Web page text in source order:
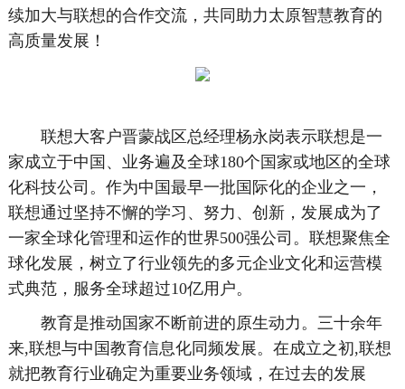
续加大与联想的合作交流，共同助力太原智慧教育的
高质量发展！
联想大客户晋蒙战区总经理杨永岗表示联想是一
家成立于中国、业务遍及全球180个国家或地区的全球
化科技公司。作为中国最早一批国际化的企业之一，
联想通过坚持不懈的学习、努力、创新，发展成为了
一家全球化管理和运作的世界500强公司。联想聚焦全
球化发展，树立了行业领先的多元企业文化和运营模
式典范，服务全球超过10亿用户。
教育是推动国家不断前进的原生动力。三十余年
来,联想与中国教育信息化同频发展。在成立之初,联想
就把教育行业确定为重要业务领域，在过去的发展